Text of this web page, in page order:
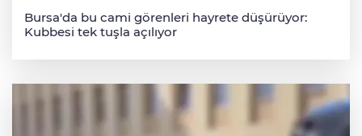
Bursa'da bu cami görenleri hayrete düşürüyor:
Kubbesi tek tuşla açılıyor